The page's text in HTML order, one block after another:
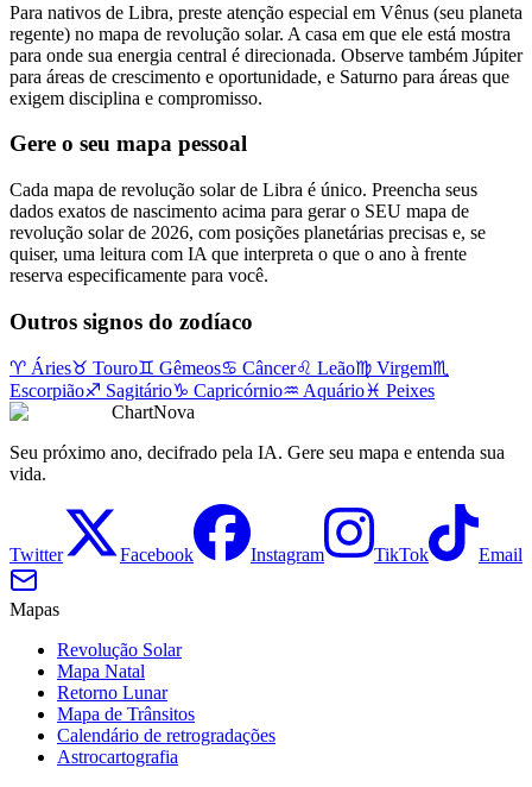
Para nativos de Libra, preste atenção especial em Vênus (seu planeta
regente) no mapa de revolução solar. A casa em que ele está mostra
para onde sua energia central é direcionada. Observe também Júpiter
para áreas de crescimento e oportunidade, e Saturno para áreas que
exigem disciplina e compromisso.
Gere o seu mapa pessoal
Cada mapa de revolução solar de Libra é único. Preencha seus
dados exatos de nascimento acima para gerar o SEU mapa de
revolução solar de 2026, com posições planetárias precisas e, se
quiser, uma leitura com IA que interpreta o que o ano à frente
reserva especificamente para você.
Outros signos do zodíaco
♈ Áries♉ Touro♊ Gêmeos♋ Câncer♌ Leão♍ Virgem♏
Escorpião♐ Sagitário♑ Capricórnio♒ Aquário♓ Peixes
ChartNova
Seu próximo ano, decifrado pela IA. Gere seu mapa e entenda sua
vida.
Twitter Facebook Instagram TikTok Email
Mapas
Revolução Solar
Mapa Natal
Retorno Lunar
Mapa de Trânsitos
Calendário de retrogradações
Astrocartografia